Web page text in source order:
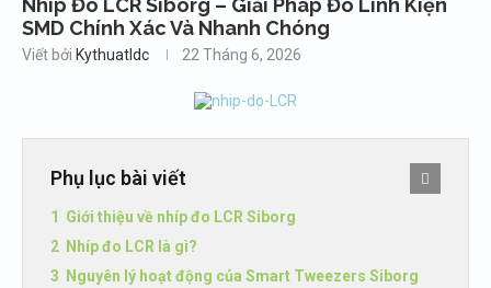
Nhíp Đo LCR Siborg – Giải Pháp Đo Linh Kiện
SMD Chính Xác Và Nhanh Chóng
Viết bởi Kythuatldc 22 Tháng 6, 2026
Phụ lục bài viết
Giới thiệu về nhíp đo LCR Siborg
Nhíp đo LCR là gì?
Nguyên lý hoạt động của Smart Tweezers Siborg